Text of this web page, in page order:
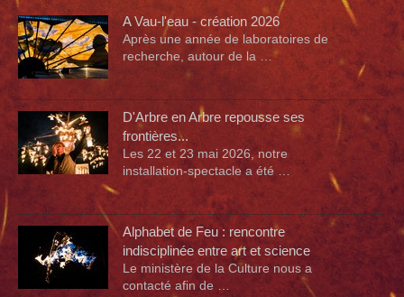
A Vau-l'eau - création 2026
Après une année de laboratoires de
recherche, autour de la …
D'Arbre en Arbre repousse ses
frontières...
Les 22 et 23 mai 2026, notre
installation-spectacle a été …
Alphabet de Feu : rencontre
indisciplinée entre art et science
Le ministère de la Culture nous a
contacté afin de …